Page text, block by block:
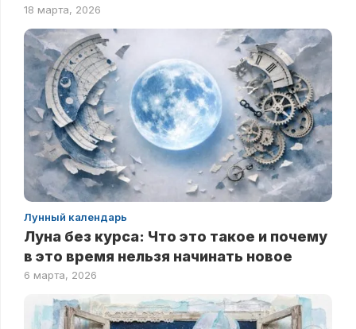
18 марта, 2026
Лунный календарь
Луна без курса: Что это такое и почему
в это время нельзя начинать новое
6 марта, 2026